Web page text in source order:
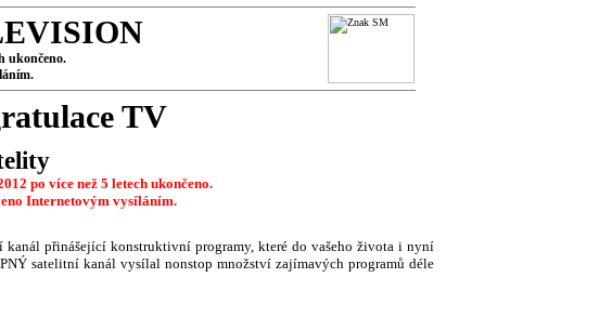
ukončeno.
TV
po více než 5 letech ukončeno.
Internetovým vysíláním.
přinášející konstruktivní programy, které do vašeho života i nyní
satelitní kanál vysílal nonstop množství zajímavých programů déle